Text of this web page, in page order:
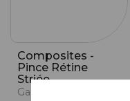
Composites -
Pince Rétine
Striée
Gamme Composites